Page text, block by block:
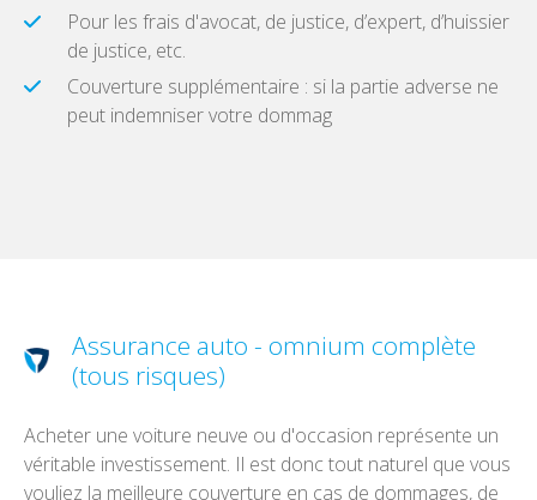
Pour les frais d'avocat, de justice, d’expert, d’huissier
de justice, etc.
Couverture supplémentaire : si la partie adverse ne
peut indemniser votre dommag
Assurance auto - omnium complète
(tous risques)
Acheter une voiture neuve ou d'occasion représente un
véritable investissement. Il est donc tout naturel que vous
vouliez la meilleure couverture en cas de dommages, de